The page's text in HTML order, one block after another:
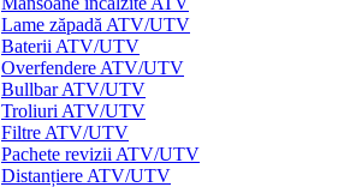
Lame zăpadă ATV/UTV
Baterii ATV/UTV
Overfendere ATV/UTV
Bullbar ATV/UTV
Troliuri ATV/UTV
Filtre ATV/UTV
Pachete revizii ATV/UTV
Distanțiere ATV/UTV